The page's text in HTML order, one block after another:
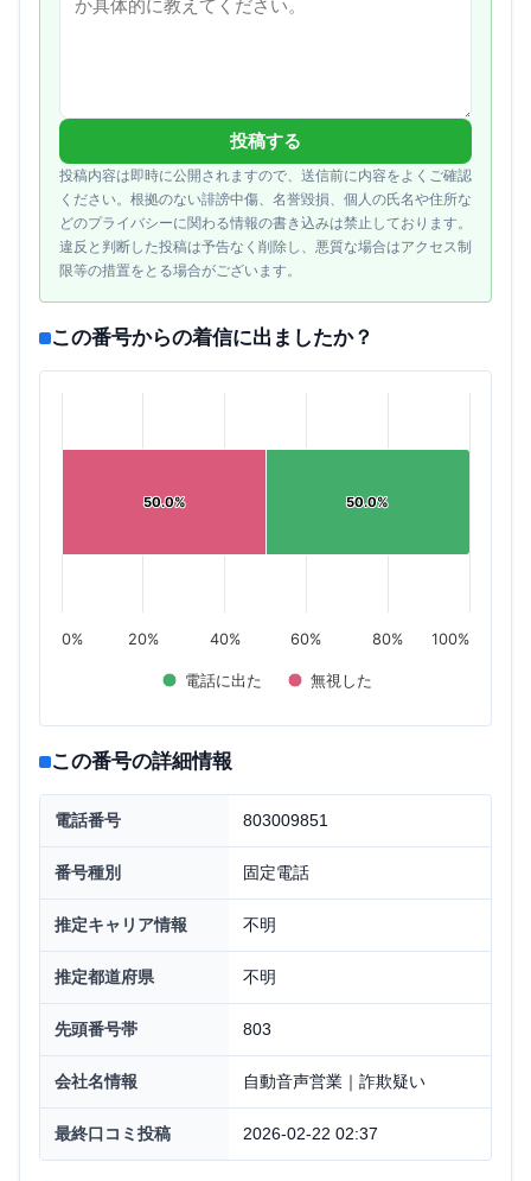
投稿する
投稿内容は即時に公開されますので、送信前に内容をよくご確認
ください。根拠のない誹謗中傷、名誉毀損、個人の氏名や住所な
どのプライバシーに関わる情報の書き込みは禁止しております。
違反と判断した投稿は予告なく削除し、悪質な場合はアクセス制
限等の措置をとる場合がございます。
この番号からの着信に出ましたか？
50.0%
50.0%
50.0%
50.0%
電話に出た 無視した
0% 20% 40% 60% 80% 100%
この番号の詳細情報
電話番号 803009851
番号種別 固定電話
推定キャリア情報 不明
推定都道府県 不明
先頭番号帯 803
会社名情報 自動音声営業｜詐欺疑い
最終口コミ投稿 2026-02-22 02:37